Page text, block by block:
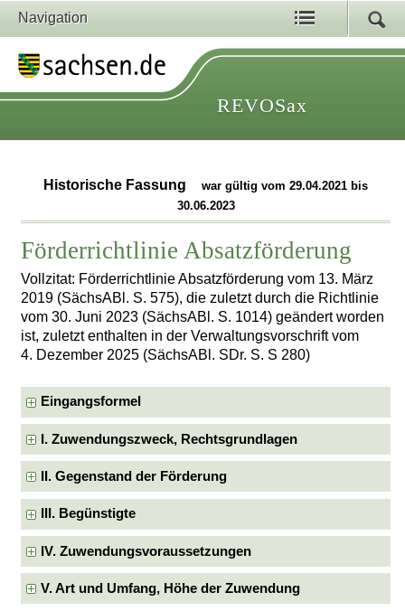
Navigation
REVOSax
Historische Fassung
war gültig vom 29.04.2021 bis
30.06.2023
Förderrichtlinie Absatzförderung
Vollzitat: Förderrichtlinie Absatzförderung vom 13. März
2019 (SächsABl. S. 575), die zuletzt durch die Richtlinie
vom 30. Juni 2023 (SächsABl. S. 1014) geändert worden
ist, zuletzt enthalten in der Verwaltungsvorschrift vom
4. Dezember 2025 (SächsABl. SDr. S. S 280)
Eingangsformel
I. Zuwendungszweck, Rechtsgrundlagen
II. Gegenstand der Förderung
III. Begünstigte
IV. Zuwendungsvoraussetzungen
V. Art und Umfang, Höhe der Zuwendung